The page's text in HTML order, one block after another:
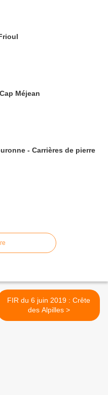
Méjean
- Carrières de pierre
FIR du 6 juin 2019 : Crête
des Alpilles >